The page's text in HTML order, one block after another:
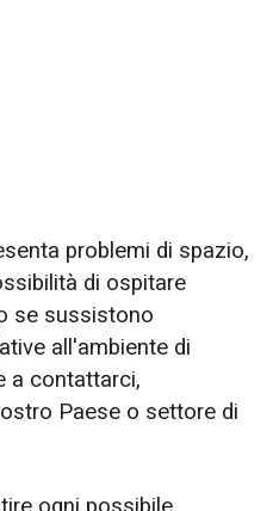
problemi di spazio,
di ospitare
se sussistono
all'ambiente di
a contattarci,
Paese o settore di